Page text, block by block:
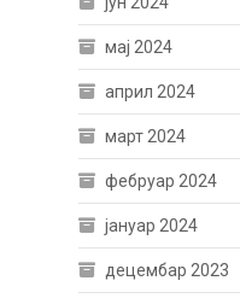
мај 2024
април 2024
март 2024
фебруар 2024
јануар 2024
децембар 2023